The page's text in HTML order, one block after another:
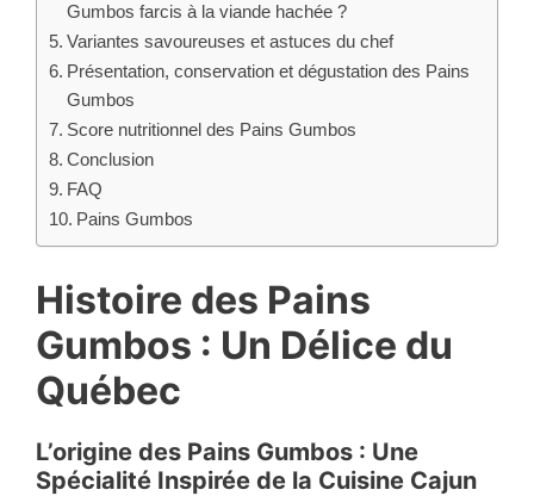
Gumbos farcis à la viande hachée ?
Variantes savoureuses et astuces du chef
Présentation, conservation et dégustation des Pains
Gumbos
Score nutritionnel des Pains Gumbos
Conclusion
FAQ
Pains Gumbos
Histoire des Pains
Gumbos : Un Délice du
Québec
L’origine des Pains Gumbos : Une
Spécialité Inspirée de la Cuisine Cajun